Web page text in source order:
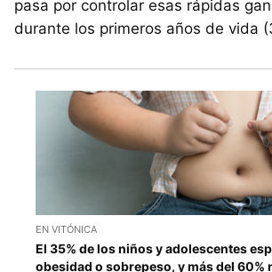
pasa por controlar esas rápidas
durante los primeros años de vida
EN VITÓNICA
El 35% de los niños y adolescentes
obesidad o sobrepeso, y más del 60%